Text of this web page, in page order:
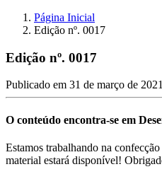
Página Inicial
Edição nº. 0017
Edição nº. 0017
Publicado em 31 de março de 2021
O conteúdo encontra-se em
Estamos trabalhando na
material estará disponível!